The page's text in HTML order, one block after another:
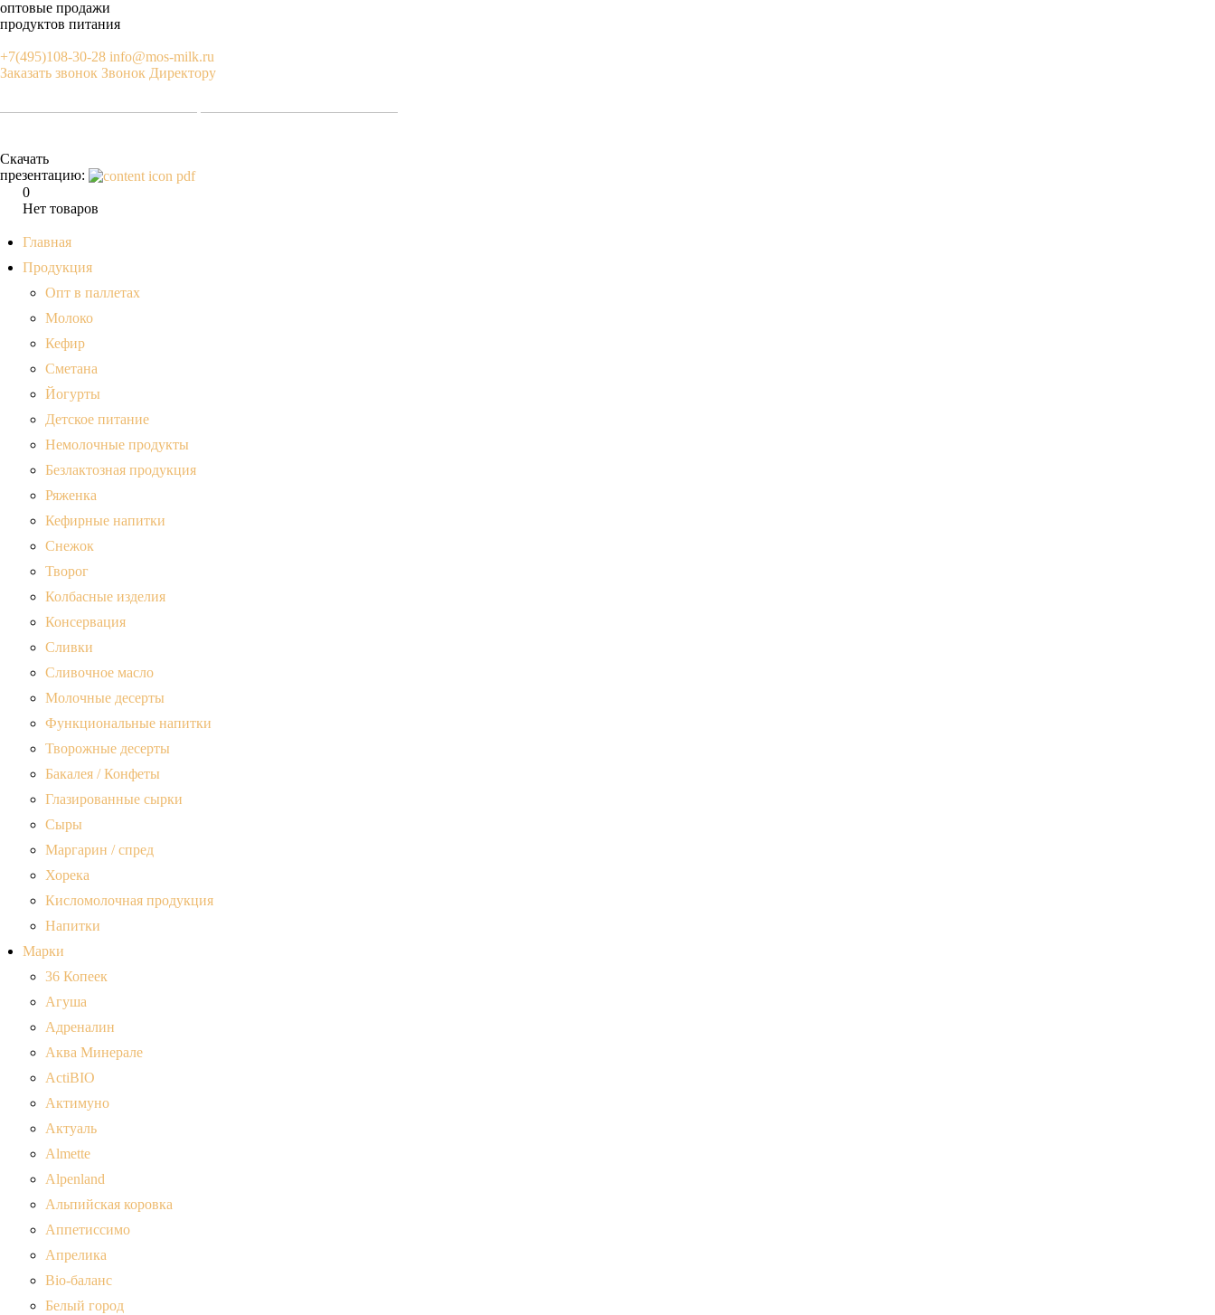
оптовые продажи
продуктов питания
+7(495)108-30-28 info@mos-milk.ru
Заказать звонок Звонок Директору
Скачать
презентацию:
0
Нет товаров
Главная
Продукция
Опт в паллетах
Молоко
Кефир
Сметана
Йогурты
Детское питание
Немолочные продукты
Безлактозная продукция
Ряженка
Кефирные напитки
Снежок
Творог
Колбасные изделия
Консервация
Сливки
Сливочное масло
Молочные десерты
Функциональные напитки
Творожные десерты
Бакалея / Конфеты
Глазированные сырки
Сыры
Маргарин / спред
Хорека
Кисломолочная продукция
Напитки
Марки
36 Копеек
Агуша
Адреналин
Аква Минерале
ActiBIO
Актимуно
Актуаль
Almette
Alpenland
Альпийская коровка
Аппетиссимо
Апрелика
Bio-баланс
Белый город